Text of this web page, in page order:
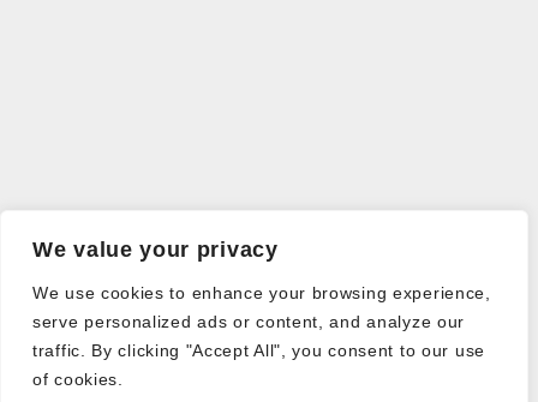
We value your privacy
We use cookies to enhance your browsing experience,
serve personalized ads or content, and analyze our
traffic. By clicking "Accept All", you consent to our use
of cookies.